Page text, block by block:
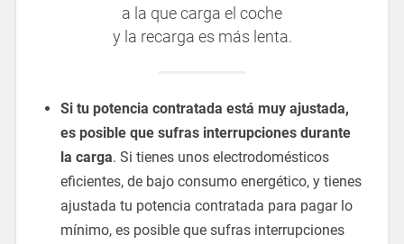
a la que carga el coche
y la recarga es más lenta.
Si tu potencia contratada está muy ajustada,
es posible que sufras interrupciones durante
la carga. Si tienes unos electrodomésticos
eficientes, de bajo consumo energético, y tienes
ajustada tu potencia contratada para pagar lo
mínimo, es posible que sufras interrupciones